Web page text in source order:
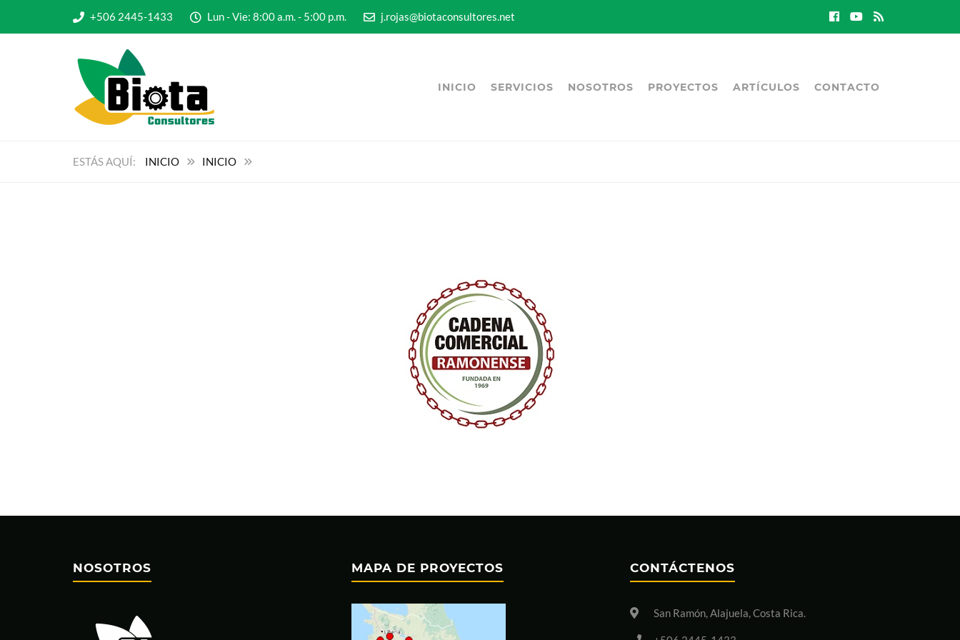
+506 2445-1433 Lun - Vie: 8:00 a.m. - 5:00 p.m. j.rojas@biotaconsultores.net
INICIO SERVICIOS NOSOTROS PROYECTOS ARTÍCULOS CONTACTO
INICIO INICIO
NOSOTROS MAPA DE PROYECTOS CONTÁCTENOS
San Ramón, Alajuela, Costa Rica.